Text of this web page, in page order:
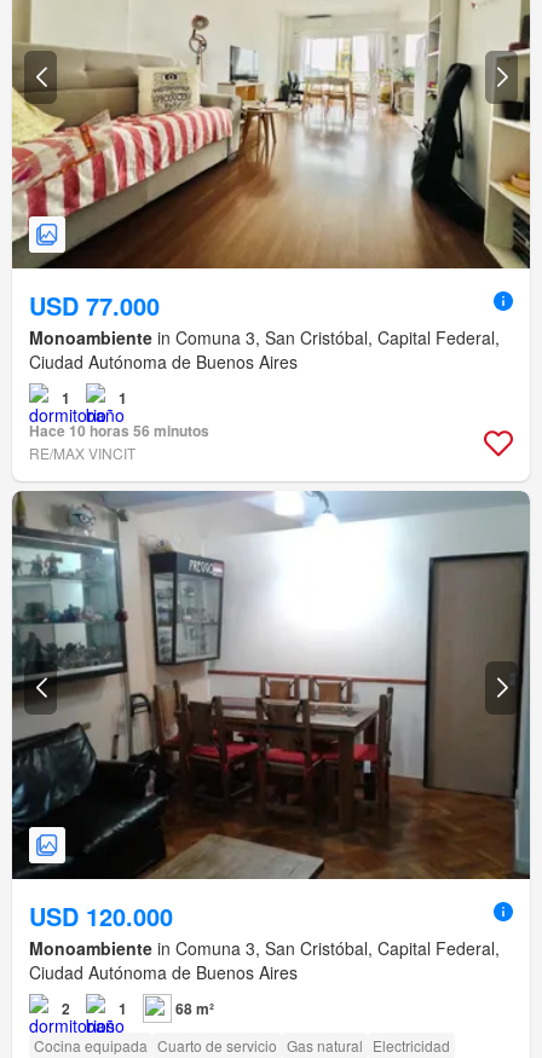
USD 77.000
Monoambiente in Comuna 3, San Cristóbal, Capital Federal,
Ciudad Autónoma de Buenos Aires
1
1
Hace 10 horas 56 minutos
RE/MAX VINCIT
USD 120.000
Monoambiente in Comuna 3, San Cristóbal, Capital Federal,
Ciudad Autónoma de Buenos Aires
2 1 68 m²
Cocina equipada Cuarto de servicio Gas natural Electricidad